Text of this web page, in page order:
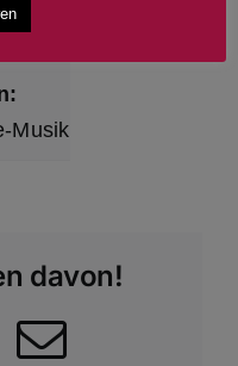
Musik
davon!
Email